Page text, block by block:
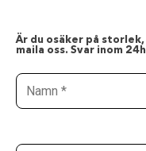
Är du osäker på
maila oss. Svar inom